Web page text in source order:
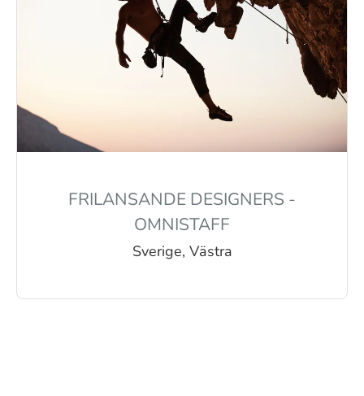
FRILANSANDE DESIGNERS -
OMNISTAFF
Sverige, Västra